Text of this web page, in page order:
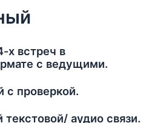
х встреч в
с ведущими.
с проверкой.
аудио связи.